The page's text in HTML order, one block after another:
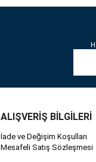
ALIŞVERİŞ BİLGİLERİ
İade ve Değişim Koşulları
Mesafeli Satış Sözleşmesi